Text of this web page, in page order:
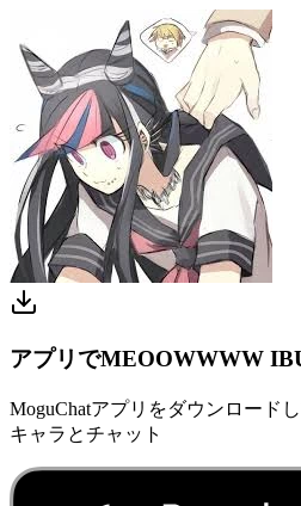
アプリでMEOOWWWW
MoguChatアプリをダウンロード
キャラとチャット